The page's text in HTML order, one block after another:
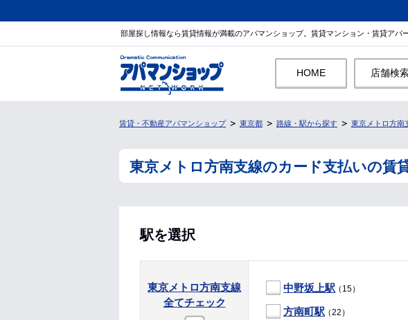
部屋探し情報なら賃貸情報が満載のアパマンショップ。賃貸マンション・賃貸アパ
HOME 店舗検
賃貸・不動産アパマンショップ 東京都 路線・駅から探す 東京メトロ方南
東京メトロ方南支線のカード支払いの賃
駅を選択
東京メトロ方南支線
全てチェック
中野坂上駅（15）
方南町駅（22）